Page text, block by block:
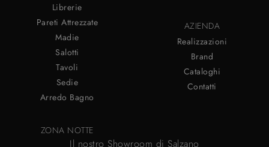
Librerie
Pareti Attrezzate
Madie
Salotti
Tavoli
Sedie
Arredo Bagno
ZONA NOTTE
AZIENDA
Realizzazioni
Brand
Cataloghi
Contatti
Il nostro Showroom di Salzano